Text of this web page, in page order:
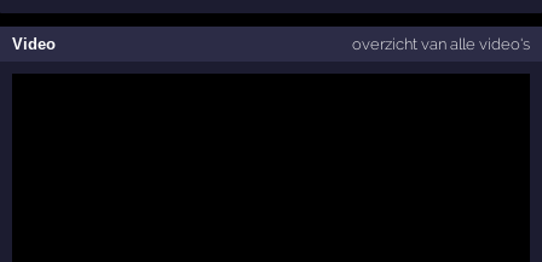
Video overzicht van alle video's